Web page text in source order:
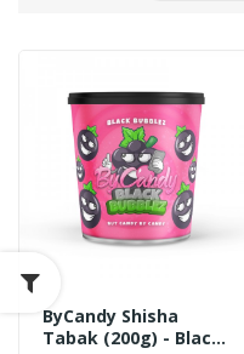
ByCandy Shisha
Tabak (200g) - Black